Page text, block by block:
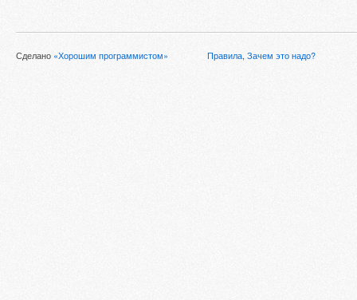
Сделано «Хорошим программистом» Правила, Зачем это надо?